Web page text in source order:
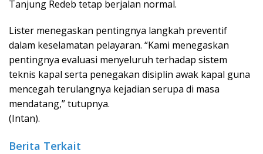
Tanjung Redeb tetap berjalan normal.
Lister menegaskan pentingnya langkah preventif
dalam keselamatan pelayaran. “Kami menegaskan
pentingnya evaluasi menyeluruh terhadap sistem
teknis kapal serta penegakan disiplin awak kapal guna
mencegah terulangnya kejadian serupa di masa
mendatang,” tutupnya.
(Intan).
Berita Terkait